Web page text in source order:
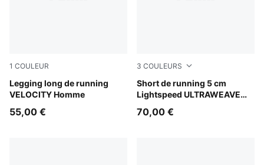
1 COULEUR
Legging long de running
VELOCITY Homme
Puma Black
55,00 €
3 COULEURS
Short de running 5 cm
Lightspeed ULTRAWEAVE
Puma Black
70,00 €